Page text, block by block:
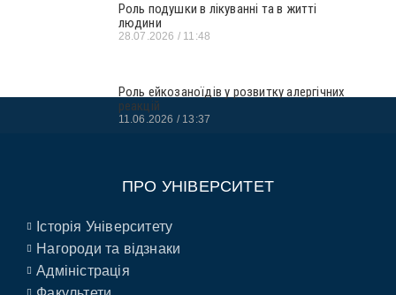
Роль подушки в лікуванні та в житті
людини
28.07.2026 11:48
Роль ейкозаноїдів у розвитку алергічних
реакцій
11.06.2026 13:37
ПРО УНІВЕРСИТЕТ
Історія Університету
Нагороди та відзнаки
Адміністрація